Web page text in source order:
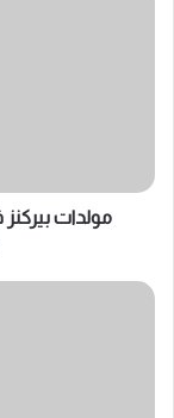
واختيار
الأنسبمولدات
أساسيات